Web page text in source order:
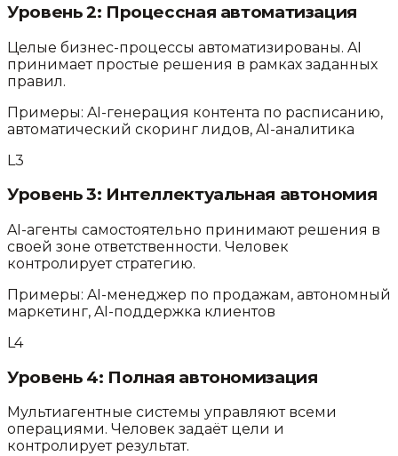
Уровень2: Процессная автоматизация
Целые бизнес-процессы автоматизированы. AI
принимает простые решения в рамках заданных
правил.
Примеры: AI-генерация контента по расписанию,
автоматический скоринг лидов, AI-аналитика
L 3
Уровень3: Интеллектуальная автономия
AI-агенты самостоятельно принимают решения в
своей зоне ответственности. Человек
контролирует стратегию.
Примеры: AI-менеджер по продажам, автономный
маркетинг, AI-поддержка клиентов
L4
Уровень 4: Полная автономизация
Мультиагентные системы управляют всеми
операциями. Человек задаёт цели и
контролирует результат.